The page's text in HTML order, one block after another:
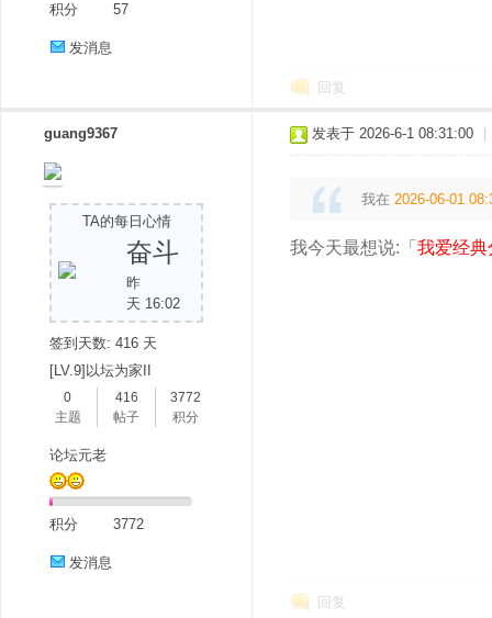
积分 57
发消息
回复
guang9367
TA的每日心情
奋斗
昨
天 16:02
签到天数: 416 天
[LV.9]以坛为家II
0
主题
416
帖子
3772
积分
论坛元老
积分 3772
发消息
发表于 2026-6-1 08:31:00
我在 2026-06-01
我今天最想说:「 我爱经典
回复